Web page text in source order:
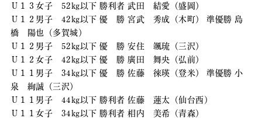
Ｕ１３女子 52kg以下 勝利者 武田 結愛（盛岡）
Ｕ１２男子 42kg以下 優 勝 宮武 秀成（木町） 準優勝 島
橋 陽也（多賀城）
Ｕ１２男子 52kg以下 優 勝 安住 颯琉（三沢）
Ｕ１２女子 42kg以下 優 勝 廣田 舞央（弘前）
Ｕ１１男子 34kg以下 優 勝 佐藤 徠瑛（登米） 準優勝 小
泉 絢誠（三沢）
Ｕ１１男子 44kg以下 勝利者 佐藤 蓮太（仙台西）
Ｕ１１女子 34kg以下 勝利者 相内 美希（青森）